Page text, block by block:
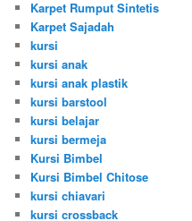
Karpet Rumput Sintetis
Karpet Sajadah
kursi
kursi anak
kursi anak plastik
kursi barstool
kursi belajar
kursi bermeja
Kursi Bimbel
Kursi Bimbel Chitose
kursi chiavari
kursi crossback